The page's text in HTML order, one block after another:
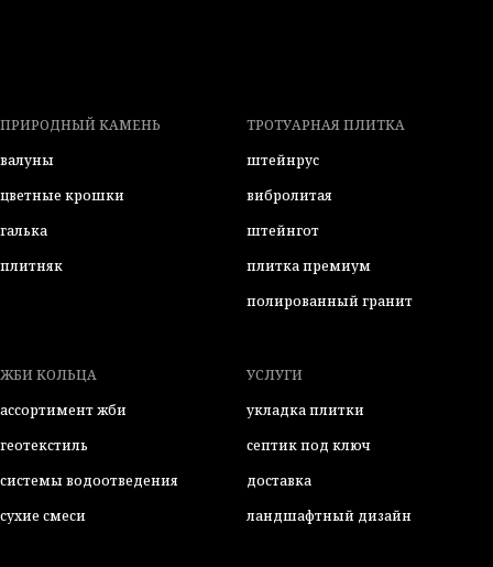
ПРИРОДНЫЙ КАМЕНЬ
валуны
цветные крошки
галька
плитняк
ТРОТУАРНАЯ ПЛИТКА
штейнрус
вибролитая
штейнгот
плитка премиум
полированный гранит
ЖБИ КОЛЬЦА
ассортимент жби
геотекстиль
системы водоотведения
сухие смеси
УСЛУГИ
укладка плитки
септик под ключ
доставка
ландшафтный дизайн